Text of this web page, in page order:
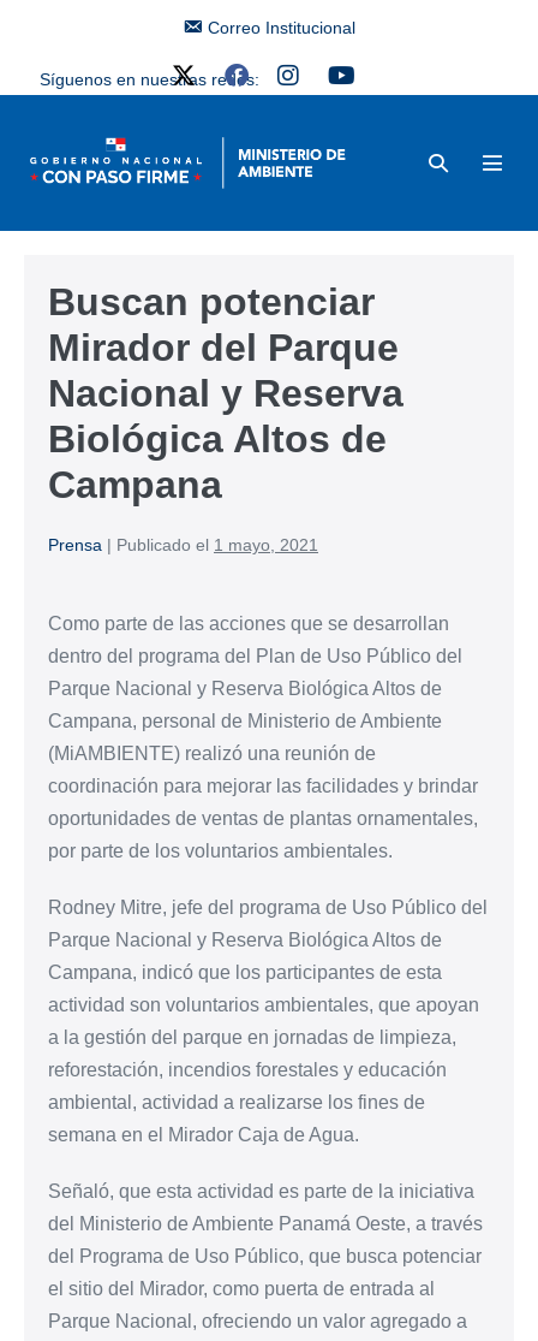
Correo Institucional
Síguenos en nuestras redes:
Buscan potenciar
Mirador del Parque
Nacional y Reserva
Biológica Altos de
Campana
Prensa | Publicado el 1 mayo, 2021
Como parte de las acciones que se desarrollan
dentro del programa del Plan de Uso Público del
Parque Nacional y Reserva Biológica Altos de
Campana, personal de Ministerio de Ambiente
(MiAMBIENTE) realizó una reunión de
coordinación para mejorar las facilidades y brindar
oportunidades de ventas de plantas ornamentales,
por parte de los voluntarios ambientales.
Rodney Mitre, jefe del programa de Uso Público del
Parque Nacional y Reserva Biológica Altos de
Campana, indicó que los participantes de esta
actividad son voluntarios ambientales, que apoyan
a la gestión del parque en jornadas de limpieza,
reforestación, incendios forestales y educación
ambiental, actividad a realizarse los fines de
semana en el Mirador Caja de Agua.
Señaló, que esta actividad es parte de la iniciativa
del Ministerio de Ambiente Panamá Oeste, a través
del Programa de Uso Público, que busca potenciar
el sitio del Mirador, como puerta de entrada al
Parque Nacional, ofreciendo un valor agregado a